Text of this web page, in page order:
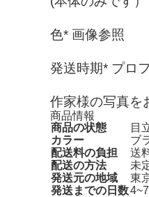
色* 画像参照
発送時期* プロ
作家様の写真を
商品情報
商品の状態
目
カラー
ブ
配送料の負担
送
配送の方法
未
発送元の地域
東
発送までの日数